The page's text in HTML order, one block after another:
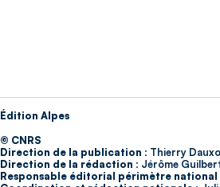
Édition Alpes
© CNRS
Direction de la publication : Thierry
Direction de la rédaction : Jérôme
Responsable éditorial périmètre national